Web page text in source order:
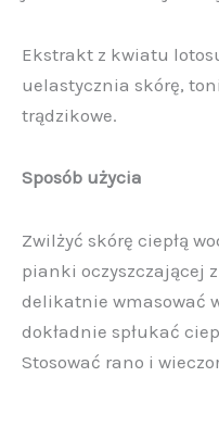
Ekstrakt z kwiatu
uelastycznia skórę,
trądzikowe.
Sposób użycia
Zwilżyć skórę ciepłą
pianki oczyszczającej
delikatnie wmasować
dokładnie spłukać
Stosować rano i